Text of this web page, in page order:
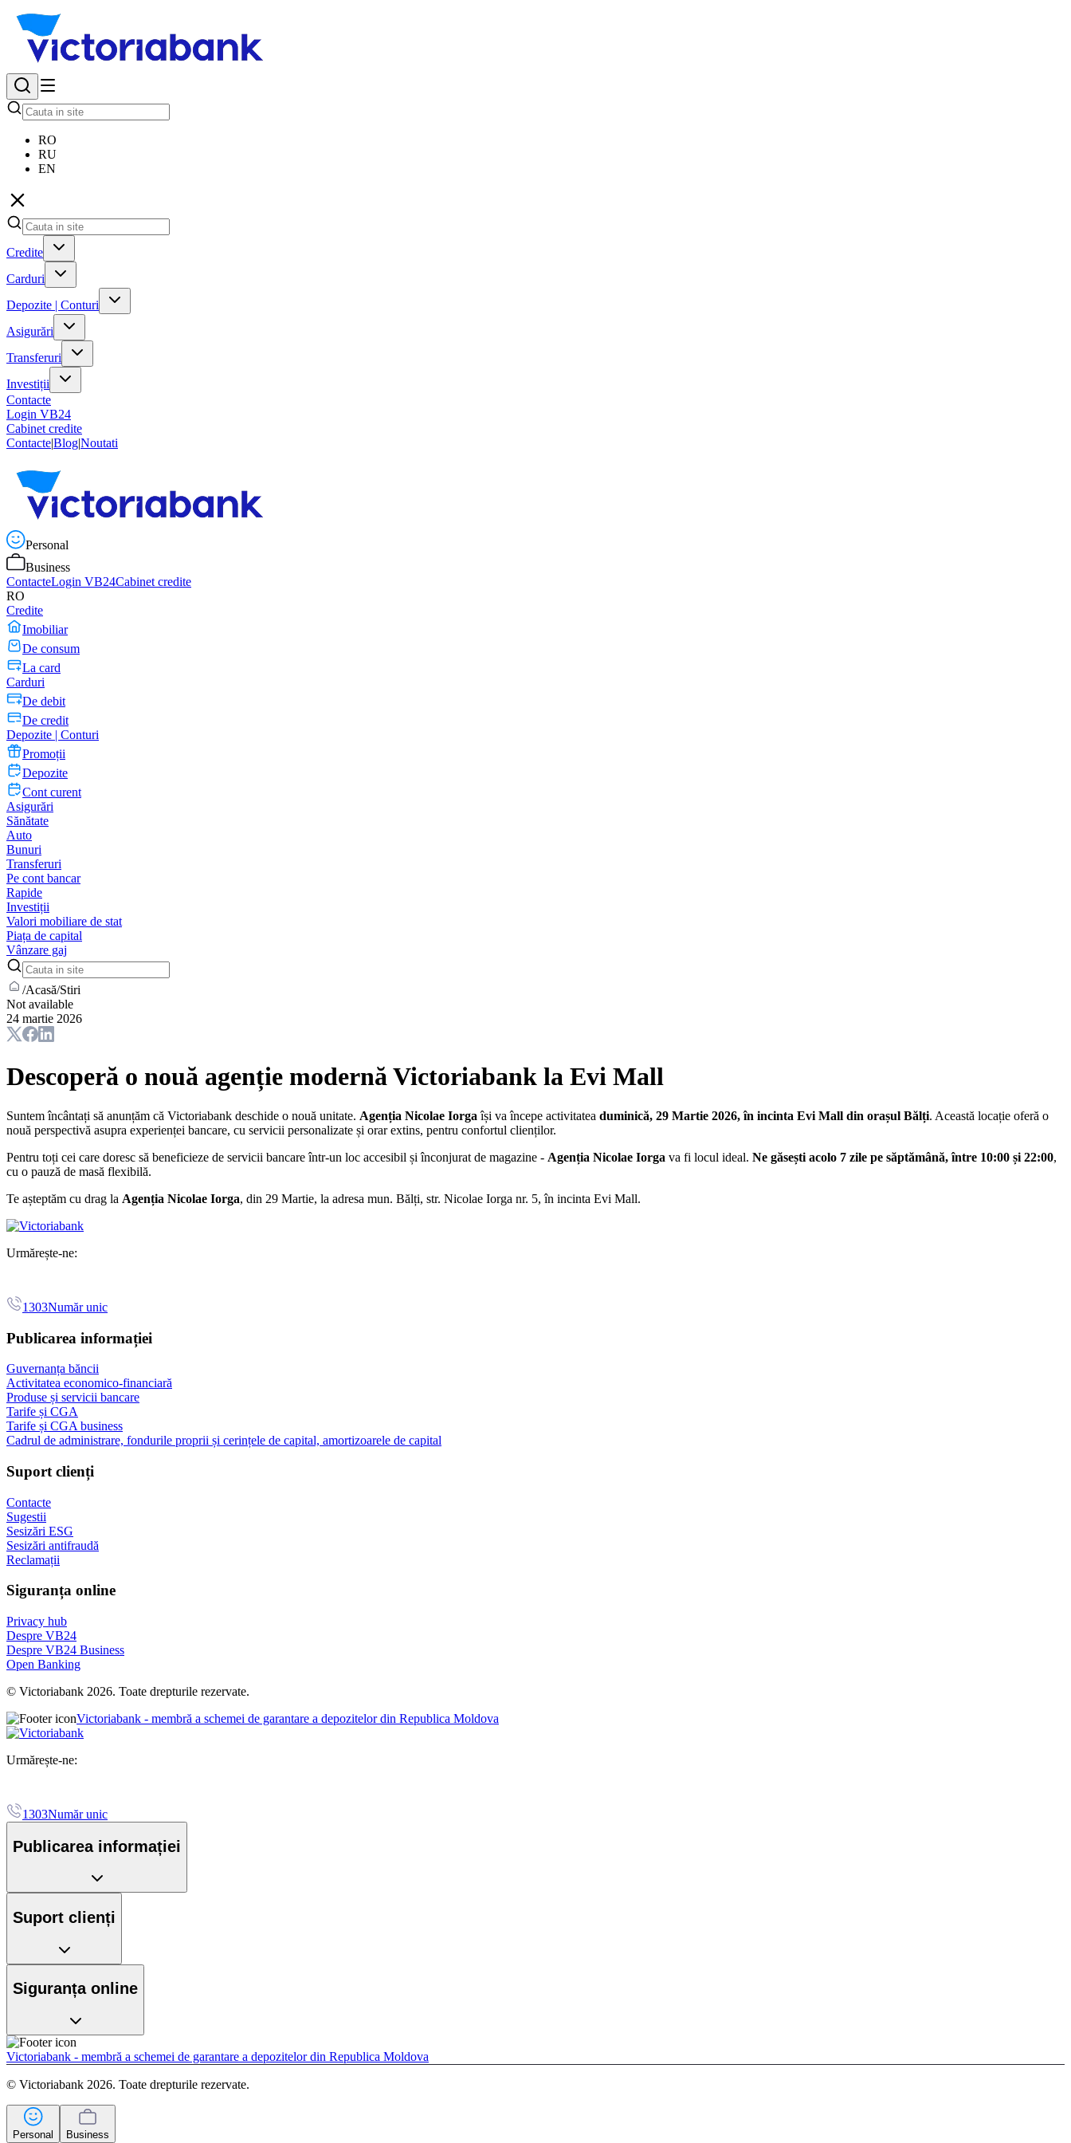
RO
RU
EN
Credite
Carduri
Depozite | Conturi
Asigurări
Transferuri
Investiții
Contacte
Login VB24
Cabinet credite
Contacte|Blog|Noutati
Personal
Business
ContacteLogin VB24Cabinet credite
RO
Credite
Imobiliar
De consum
La card
Carduri
De debit
De credit
Depozite | Conturi
Promoții
Depozite
Cont curent
Asigurări
Sănătate
Auto
Bunuri
Transferuri
Pe cont bancar
Rapide
Investiții
Valori mobiliare de stat
Piața de capital
Vânzare gaj
/Acasă/Stiri
Not available
24 martie 2026
Descoperă o nouă agenție modernă Victoriabank la Evi Mall
Suntem încântați să anunțăm că Victoriabank deschide o nouă unitate. Agenția Nicolae Iorga își va începe activitatea duminică, 29 Martie 2026, în incinta Evi Mall din orașul Bălți. Această locație oferă o
nouă perspectivă asupra experienței bancare, cu servicii personalizate și orar extins, pentru confortul clienților.
Pentru toți cei care doresc să beneficieze de servicii bancare într-un loc accesibil și înconjurat de magazine - Agenția Nicolae Iorga va fi locul ideal. Ne găsești acolo 7 zile pe săptămână, între 10:00 și 22:00,
cu o pauză de masă flexibilă.
Te așteptăm cu drag la Agenția Nicolae Iorga, din 29 Martie, la adresa mun. Bălți, str. Nicolae Iorga nr. 5, în incinta Evi Mall.
Urmărește-ne:
1303Număr unic
Publicarea informației
Guvernanța băncii
Activitatea economico-financiară
Produse și servicii bancare
Tarife și CGA
Tarife și CGA business
Cadrul de administrare, fondurile proprii și cerințele de capital, amortizoarele de capital
Suport clienți
Contacte
Sugestii
Sesizări ESG
Sesizări antifraudă
Reclamații
Siguranța online
Privacy hub
Despre VB24
Despre VB24 Business
Open Banking
© Victoriabank 2026. Toate drepturile rezervate.
Victoriabank - membră a schemei de garantare a depozitelor din Republica Moldova
Urmărește-ne:
1303Număr unic
Publicarea informației
Suport clienți
Siguranța online
Victoriabank - membră a schemei de garantare a depozitelor din Republica Moldova
© Victoriabank 2026. Toate drepturile rezervate.
Personal Business